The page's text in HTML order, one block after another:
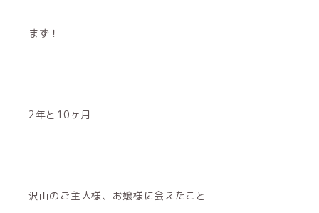
まず！
2年と10ヶ月
沢山のご主人様、お嬢様に会えたこと